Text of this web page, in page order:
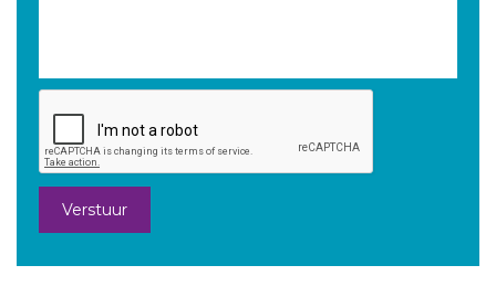
Verstuur